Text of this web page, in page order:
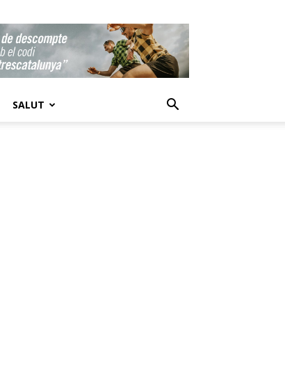
SALUT